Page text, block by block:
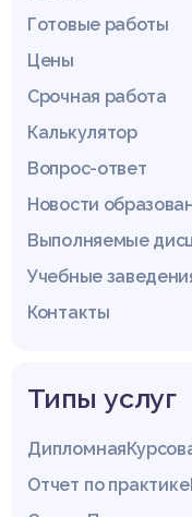
Готовые работы
Цены
Срочная работа
Калькулятор
Вопрос-ответ
Новости
Выполняемые
Учебные
Контакты
Типы услуг
Дипломная
Отчет по практике